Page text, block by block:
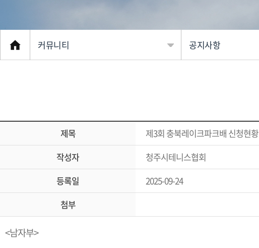
커뮤니티
동호인 대회
커뮤니티
선수 등록
전문 체육
공지사항
포토갤러리
영상갤러리
제목
제3회 충북레이크파크배 신청현황
작성자
청주시테니스협회
등록일
2025-09-24
첨부
<남자부>